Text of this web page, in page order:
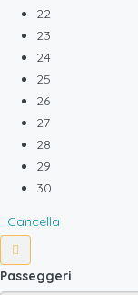
22
23
24
25
26
27
28
29
30
Cancella
Passeggeri